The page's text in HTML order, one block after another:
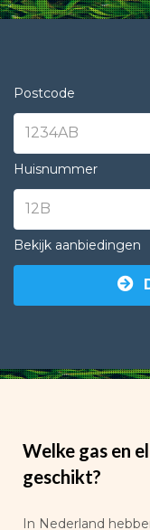
Postcode
Huisnummer
Bekijk aanbiedingen
Welke gas en
geschikt?
In Nederland